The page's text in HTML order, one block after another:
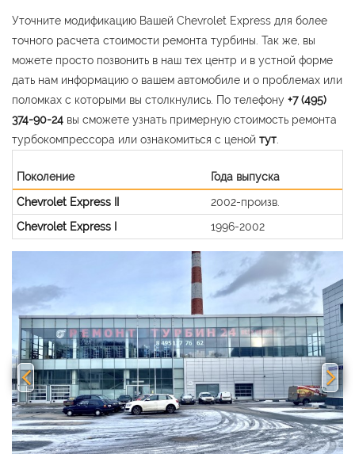
Уточните модификацию Вашей Chevrolet Express для более
точного расчета стоимости ремонта турбины. Так же, вы
можете просто позвонить в наш тех центр и в устной форме
дать нам информацию о вашем автомобиле и о проблемах или
поломках с которыми вы столкнулись. По телефону +7 (495)
374-90-24 вы сможете узнать примерную стоимость ремонта
турбокомпрессора или ознакомиться с ценой тут
Поколение
Года выпуска
Chevrolet Express II
2002-произв.
Chevrolet Express I
1996-2002